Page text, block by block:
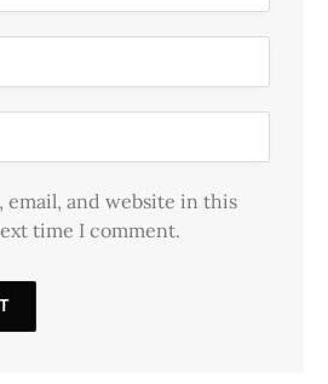
email, and website in this
time I comment.